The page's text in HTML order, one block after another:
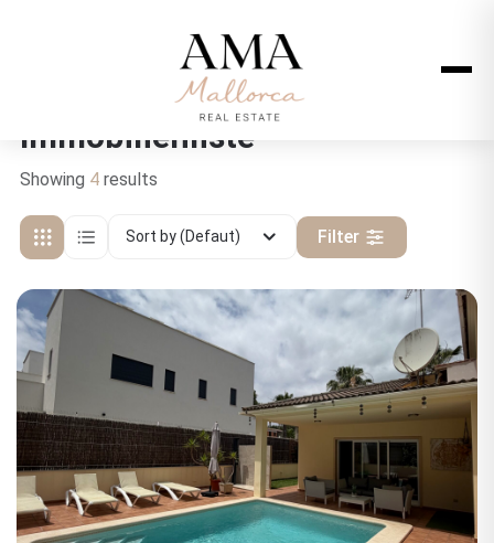
Immobilienliste
Showing 4 results
Sort by (Defaut) Filter